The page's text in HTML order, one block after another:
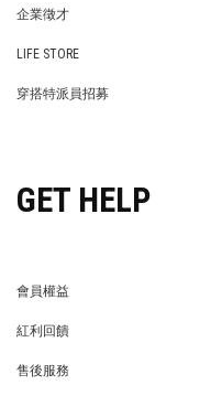
企業徵才
LIFE STORE
穿搭特派員招募
GET HELP
會員權益
紅利回饋
售後服務